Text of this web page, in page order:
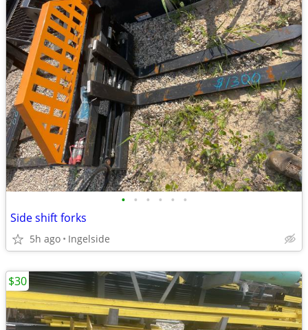
• • • • • •
Side shift forks
5h ago Ingelside
$30